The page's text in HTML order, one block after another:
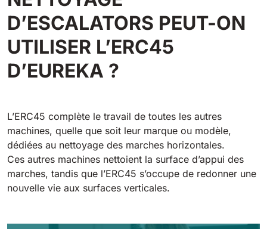
550 mm 2200 m²/h
E51
E61
610 mm 2625 m²/h
E71
Tigra
1055 mm 5800 m²/h
1200 mm
Rider Lift
1200 mm 7865 m²/h
Xtrema
1400 mm 12600 m²/h
D’ESCALATORS PEUT-ON
UTILISER L’ERC45
D’EUREKA ?
L’ERC45 complète le travail de toutes les autres
machines, quelle que soit leur marque ou modèle,
dédiées au nettoyage des marches horizontales.
Ces autres machines nettoient la surface d’appui des
marches, tandis que l’ERC45 s’occupe de redonner une
nouvelle vie aux surfaces verticales.